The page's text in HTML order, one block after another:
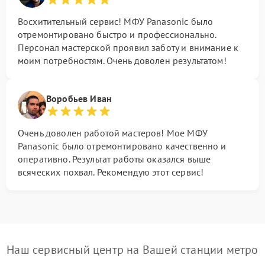
Восхитительный сервис! МФУ Panasonic было
отремонтировано быстро и профессионально.
Персонал мастерской проявил заботу и внимание к
моим потребностям. Очень доволен результатом!
Воробьев Иван
Очень доволен работой мастеров! Мое МФУ
Panasonic было отремонтировано качественно и
оперативно. Результат работы оказался выше
всяческих похвал. Рекомендую этот сервис!
Наш сервисный центр на Вашей станции метро